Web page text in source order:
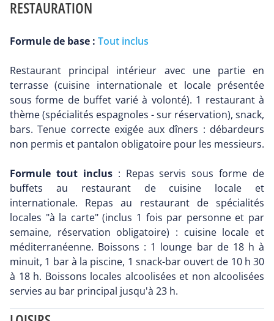
RESTAURATION
Formule de base : Tout inclus
Restaurant principal intérieur avec une partie en
terrasse (cuisine internationale et locale présentée
sous forme de buffet varié à volonté). 1 restaurant à
thème (spécialités espagnoles - sur réservation), snack,
bars. Tenue correcte exigée aux dîners : débardeurs
non permis et pantalon obligatoire pour les messieurs.
Formule tout inclus: Repas servis sous forme de
buffets au restaurant de cuisine locale et
internationale. Repas au restaurant de spécialités
locales "à la carte" (inclus 1 fois par personne et par
semaine, réservation obligatoire) : cuisine locale et
méditerranéenne. Boissons : 1 lounge bar de 18 h à
minuit, 1 bar à la piscine, 1 snack-bar ouvert de 10 h 30
à 18 h. Boissons locales alcoolisées et non alcoolisées
servies au bar principal jusqu'à 23 h.